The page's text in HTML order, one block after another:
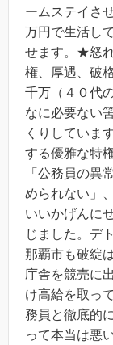
ームステイさ
万円で生活し
せます。★怒
権、厚遇、破
千万（４０代
なに必要ない
くりしていま
する優雅な特
「公務員の異
められない」
いいかげんに
じました。デ
那覇市も破綻
庁舎を競売に
け高給を取っ
務員と徹底的
って本当は悪